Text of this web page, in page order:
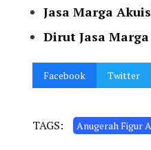
Jasa Marga
Dirut Jasa
Facebook Twitter
TAGS: Anugerah Figur